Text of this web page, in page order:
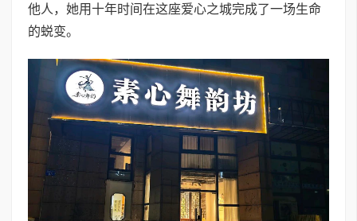
他人，她用十年时间在这座爱心之城完成了一场生命
的蜕变。